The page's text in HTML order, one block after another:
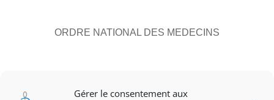
Gérer le consentement aux
ORDRE NATIONAL DES MEDECINS